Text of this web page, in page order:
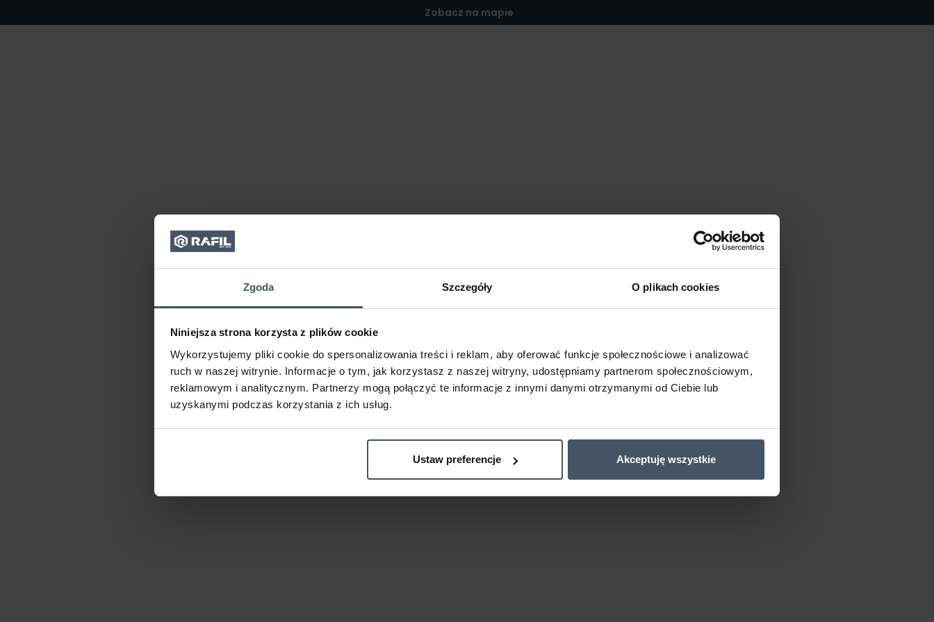
Zgoda Szczegóły O plikach cookies
Niniejsza strona korzysta z plików cookie
Wykorzystujemy pliki cookie do spersonalizowania treści i reklam, aby oferować funkcje społecznościowe i analizować
ruch w naszej witrynie. Informacje o tym, jak korzystasz z naszej witryny, udostępniamy partnerom społecznościowym,
reklamowym i analitycznym. Partnerzy mogą połączyć te informacje z innymi danymi otrzymanymi od Ciebie lub
uzyskanymi podczas korzystania z ich usług.
Ustaw preferencje Akceptuję wszystkie
Zobacz na mapie